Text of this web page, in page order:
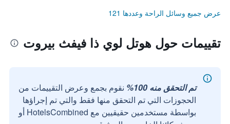
عرض جميع وسائل الراحة وعددها 121
تقييمات حول هوتل لوي ذا فيفث بيروت
تم التحقق منه 100%
نقوم بجمع وعرض التقييمات من
الحجوزات التي تم التحقق منها فقط والتي تم إجراؤها
بواسطة مستخدمين حقيقيين مع HotelsCombined أو